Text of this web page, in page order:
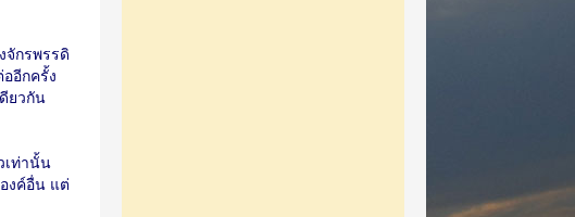
จักรพรรดิ
อีกครั้ง
ยวกัน
เท่านั้น
งค์อื่น แต่